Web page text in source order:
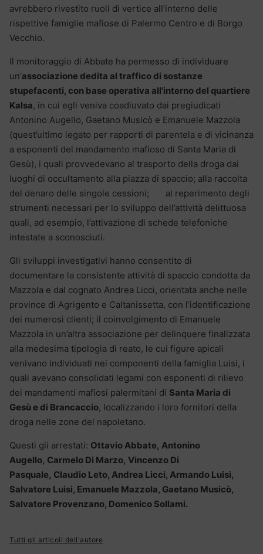
avrebbero rivestito ruoli di vertice all’interno delle
rispettive famiglie mafiose di Palermo Centro e di Borgo
Vecchio.
Il monitoraggio di Abbate ha permesso di individuare
un’associazione dedita al traffico di sostanze
stupefacenti, con base operativa all’interno del quartiere
Kalsa, in cui egli veniva coadiuvato dai pregiudicati
Antonino Augello, Gaetano Musicò e Emanuele Mazzola
(quest’ultimo legato per rapporti di parentela e di vicinanza
a esponenti del mandamento mafioso di Santa Maria di
Gesù), i quali provvedevano al trasporto della droga dai
luoghi di occultamento alla piazza di spaccio; alla raccolta
del denaro delle singole cessioni; al reperimento degli
strumenti necessari per lo sviluppo dell’attività delittuosa
quali, ad esempio, l’attivazione di schede telefoniche
intestate a sconosciuti.
Gli sviluppi investigativi hanno consentito di
documentare la consistente attività di spaccio condotta da
Mazzola e dal cognato Andrea Licci, orientata anche nelle
province di Agrigento e Caltanissetta, con l’identificazione
dei numerosi clienti; il coinvolgimento di Emanuele
Mazzola in un’altra associazione per delinquere finalizzata
alla medesima tipologia di reato, le cui figure apicali
venivano individuati nei componenti della famiglia Luisi, i
quali avevano consolidati legami con esponenti di rilievo
dei mandamenti mafiosi palermitani di Santa Maria di
Gesù e di Brancaccio, localizzando i loro fornitori della
droga nelle zone del napoletano.
Questi gli arrestati: Ottavio Abbate, Antonino
Augello, Carmelo Di Marzo, Vincenzo Di
Pasquale, Claudio Leto, Andrea Licci, Armando Luisi,
Salvatore Luisi, Emanuele Mazzola, Gaetano Musicò,
Salvatore Provenzano, Domenico Sollami.
Tutti gli articoli dell'autore